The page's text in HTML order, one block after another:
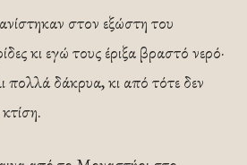
στον εξώστη του
κι εγώ τους έριξα βραστό νερό·
πολλά δάκρυα, κι από τότε δεν